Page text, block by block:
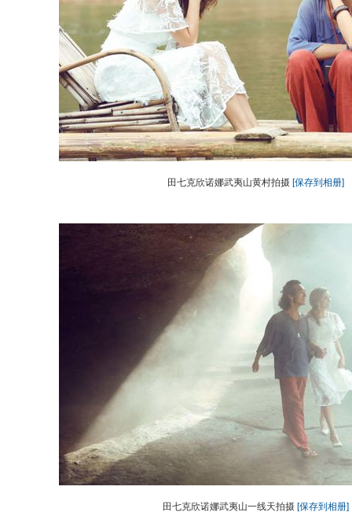
田七克欣诺娜武夷山黄村拍摄 [保存到相册]
田七克欣诺娜武夷山一线天拍摄 [保存到相册]